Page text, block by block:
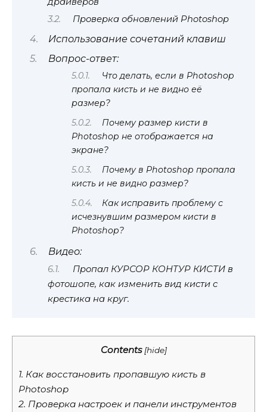
Проверка обновлений Photoshop
Использование сочетаний клавиш
Вопрос-ответ:
Что делать, если в Photoshop
пропала кисть и не видно её
размер?
Почему размер кисти в
Photoshop не отображается на
экране?
Почему в Photoshop пропала
кисть и не видно размер?
Как исправить проблему с
исчезнувшим размером кисти в
Photoshop?
Видео:
Пропал КУРСОР КОНТУР КИСТИ в
фотошопе, как изменить вид кисти с
крестика на круг.
Contents [hide]
1. Как восстановить пропавшую кисть в
Photoshop
2. Проверка настроек и панели инструментов